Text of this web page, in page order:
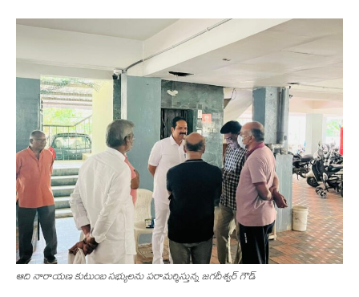
ఆది నారాయ‌ణ కుటుంబ స‌భ్యుల‌ను ప‌రామ‌ర్శిస్తున్న జగదీశ్వర్ గౌడ్